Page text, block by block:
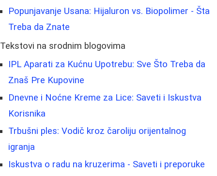
Popunjavanje Usana: Hijaluron vs. Biopolimer - Šta
Treba da Znate
Tekstovi na srodnim blogovima
IPL Aparati za Kućnu Upotrebu: Sve Što Treba da
Znaš Pre Kupovine
Dnevne i Noćne Kreme za Lice: Saveti i Iskustva
Korisnika
Trbušni ples: Vodič kroz čaroliju orijentalnog
igranja
Iskustva o radu na kruzerima - Saveti i preporuke